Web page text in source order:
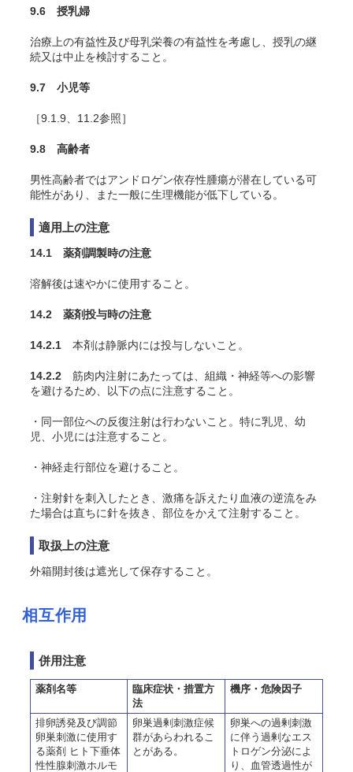
9.6 授乳婦
治療上の有益性及び母乳栄養の有益性を考慮し、授乳の継
続又は中止を検討すること。
9.7 小児等
［9.1.9、11.2参照］
9.8 高齢者
男性高齢者ではアンドロゲン依存性腫瘍が潜在している可
能性があり、また一般に生理機能が低下している。
適用上の注意
14.1 薬剤調製時の注意
溶解後は速やかに使用すること。
14.2 薬剤投与時の注意
14.2.1 本剤は静脈内には投与しないこと。
14.2.2 筋肉内注射にあたっては、組織・神経等への影響
を避けるため、以下の点に注意すること。
・同一部位への反復注射は行わないこと。特に乳児、幼
児、小児には注意すること。
・神経走行部位を避けること。
・注射針を刺入したとき、激痛を訴えたり血液の逆流をみ
た場合は直ちに針を抜き、部位をかえて注射すること。
取扱上の注意
外箱開封後は遮光して保存すること。
相互作用
併用注意
薬剤名等
臨床症状・措置方
法
機序・危険因子
排卵誘発及び調節
卵巣刺激に使用す
る薬剤 ヒト下垂体
性性腺刺激ホルモ
卵巣過剰刺激症候
群があらわれるこ
とがある。
卵巣への過剰刺激
に伴う過剰なエス
トロゲン分泌によ
り、血管透過性が